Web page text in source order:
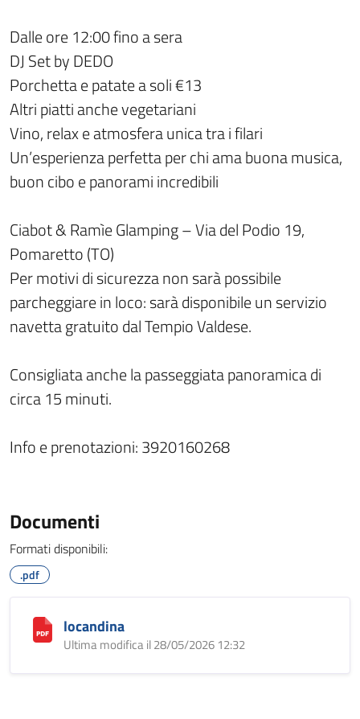
Dalle ore 12:00 fino a sera
DJ Set by DEDO
Porchetta e patate a soli €13
Altri piatti anche vegetariani
Vino, relax e atmosfera unica tra i filari
Un’esperienza perfetta per chi ama buona musica,
buon cibo e panorami incredibili
Ciabot & Ramìe Glamping – Via del Podio 19,
Pomaretto (TO)
Per motivi di sicurezza non sarà possibile
parcheggiare in loco: sarà disponibile un servizio
navetta gratuito dal Tempio Valdese.
Consigliata anche la passeggiata panoramica di
circa 15 minuti.
Info e prenotazioni: 3920160268
Documenti
Formati disponibili:
.pdf
locandina
Ultima modifica il 28/05/2026 12:32